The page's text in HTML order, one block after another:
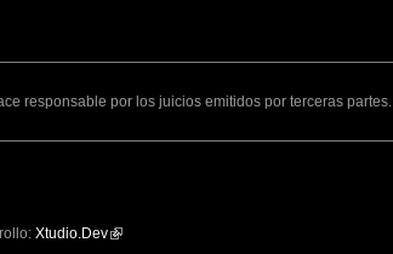
responsable por los juicios emitidos por terceras partes.
Xtudio.Dev(link